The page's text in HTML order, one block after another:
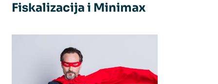
Fiskalizacija i Minimax